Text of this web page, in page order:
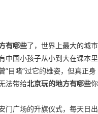
有哪些了，世界上最大的城市
中国小孩子从小到大在课本里
目睹”过它的雄姿，但真正身
法带给北京玩的地方有哪些你
门广场的升旗仪式，每天日出